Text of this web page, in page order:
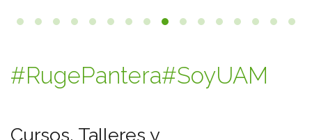
#RugePantera#SoyUAM